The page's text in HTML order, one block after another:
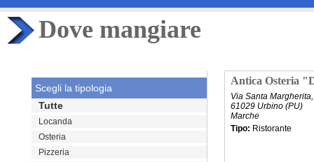
Dove mangiare
Antica Osteria
Via Santa
61029 Urbino (PU)
Marche
Tipo: Ristorante
Scegli la tipologia
Tutte
Locanda
Osteria
Pizzeria